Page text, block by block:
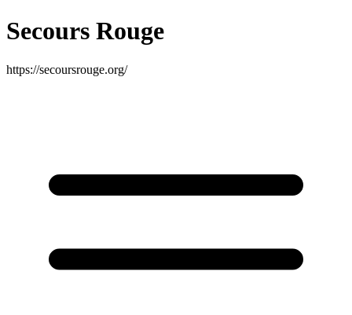
Secours Rouge
https://secoursrouge.org/